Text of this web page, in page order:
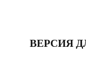
ВЕРСИЯ